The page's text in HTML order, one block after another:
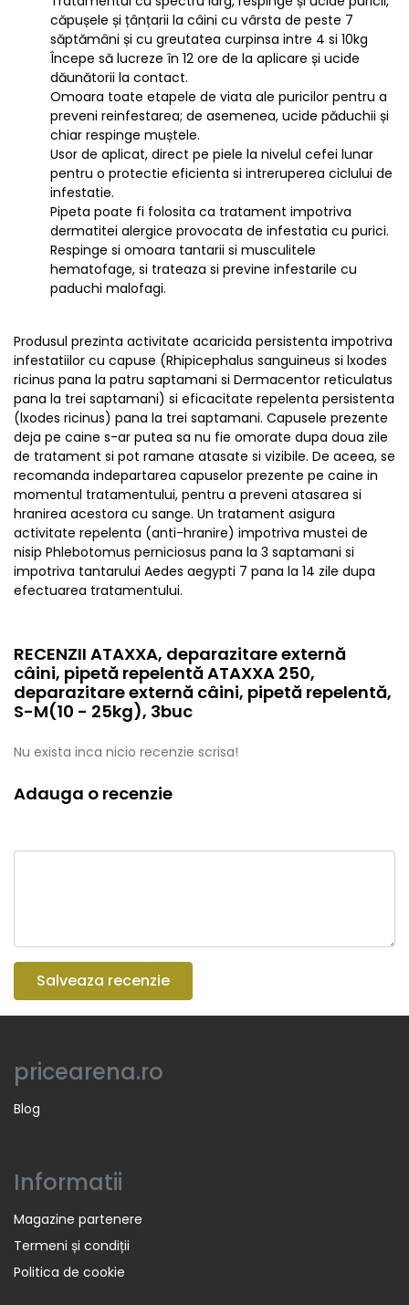
căpușele și țânțarii la câini cu vârsta de peste 7
săptămâni și cu greutatea curpinsa intre 4 si 10kg
Începe să lucreze în 12 ore de la aplicare și ucide
dăunătorii la contact.
Omoara toate etapele de viata ale puricilor pentru a
preveni reinfestarea; de asemenea, ucide păduchii și
chiar respinge muștele.
Usor de aplicat, direct pe piele la nivelul cefei lunar
pentru o protectie eficienta si intreruperea ciclului de
infestatie.
Pipeta poate fi folosita ca tratament impotriva
dermatitei alergice provocata de infestatia cu purici.
Respinge si omoara tantarii si musculitele
hematofage, si trateaza si previne infestarile cu
paduchi malofagi.
Produsul prezinta activitate acaricida persistenta impotriva
infestatiilor cu capuse (Rhipicephalus sanguineus si lxodes
ricinus pana la patru saptamani si Dermacentor reticulatus
pana la trei saptamani) si eficacitate repelenta persistenta
(lxodes ricinus) pana la trei saptamani. Capusele prezente
deja pe caine s-ar putea sa nu fie omorate dupa doua zile
de tratament si pot ramane atasate si vizibile. De aceea, se
recomanda indepartarea capuselor prezente pe caine in
momentul tratamentului, pentru a preveni atasarea si
hranirea acestora cu sange. Un tratament asigura
activitate repelenta (anti-hranire) impotriva mustei de
nisip Phlebotomus perniciosus pana la 3 saptamani si
impotriva tantarului Aedes aegypti 7 pana la 14 zile dupa
efectuarea tratamentului.
RECENZII ATAXXA, deparazitare externă
câini, pipetă repelentă ATAXXA 250,
deparazitare externă câini, pipetă repelentă,
S-M(10 - 25kg), 3buc
Nu exista inca nicio recenzie scrisa!
Adauga o recenzie
Salveaza recenzie
pricearena.ro
Blog
Informatii
Magazine partenere
Termeni și condiții
Politica de cookie